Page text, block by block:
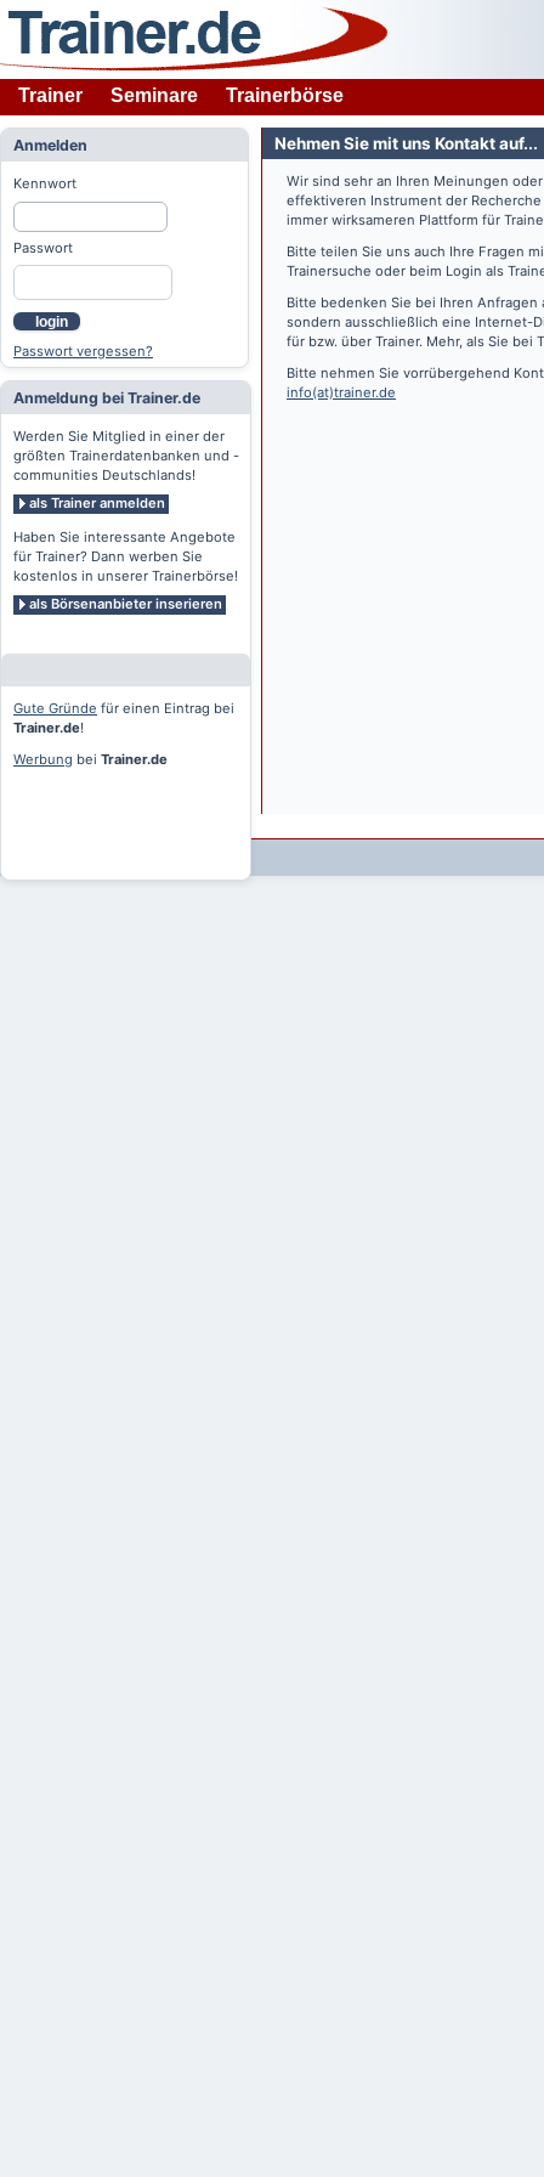
Trainer Seminare Trainerbörse
Anmelden
Kennwort
Passwort
login
Passwort vergessen?
Anmeldung bei Trainer.de
Werden Sie Mitglied in einer der
größten Trainerdatenbanken und -
communities Deutschlands!
als Trainer anmelden
Haben Sie interessante Angebote
für Trainer? Dann werben Sie
kostenlos in unserer Trainerbörse!
als Börsenanbieter inserieren
Gute Gründe für einen Eintrag bei
Trainer.de!
Werbung bei Trainer.de
Nehmen Sie mit uns Kontakt auf...
Wir sind sehr an Ihren Meinungen
effektiveren Instrument der
immer wirksameren Plattform für
Bitte teilen Sie uns auch Ihre Fragen
Trainersuche oder beim Login als
Bitte bedenken Sie bei Ihren
sondern ausschließlich eine Internet-
für bzw. über Trainer. Mehr, als Sie bei
Bitte nehmen Sie vorrübergehend
info(at)trainer.de